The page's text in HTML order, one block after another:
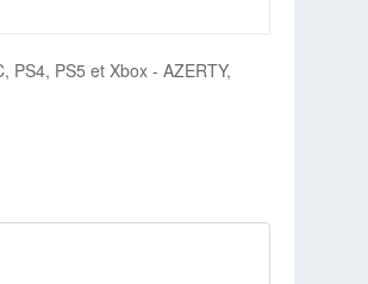
PS5 et Xbox - AZERTY,